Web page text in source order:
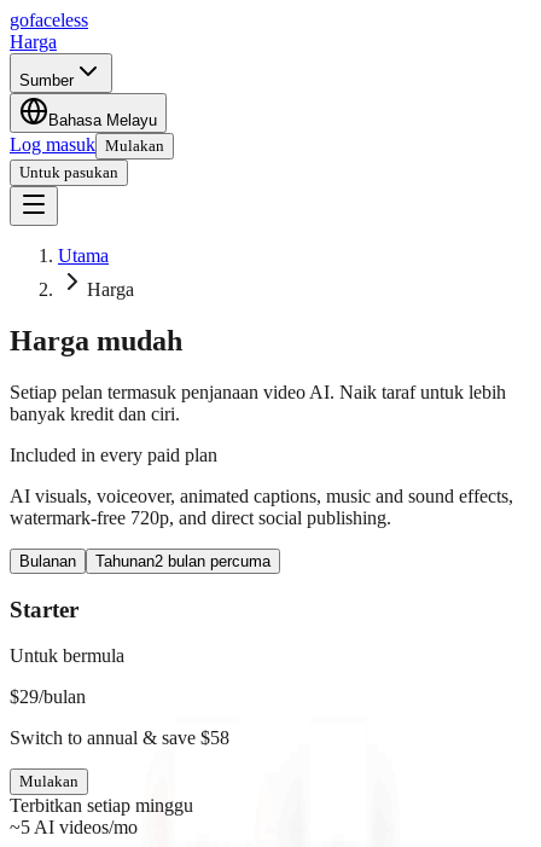
gofaceless
Harga
Sumber
Bahasa Melayu
Log masuk Mulakan
Untuk pasukan
Utama
Harga
Harga mudah
Setiap pelan termasuk penjanaan video AI. Naik taraf untuk lebih
banyak kredit dan ciri.
Included in every paid plan
AI visuals, voiceover, animated captions, music and sound effects,
watermark-free 720p, and direct social publishing.
Bulanan Tahunan2 bulan percuma
Starter
Untuk bermula
$29/bulan
Switch to annual & save $58
Mulakan
Terbitkan setiap minggu
~5 AI videos/mo